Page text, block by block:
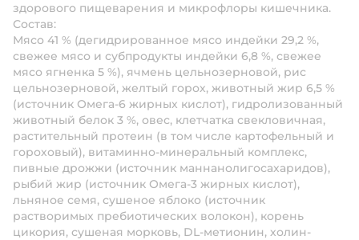
здорового пищеварения и микрофлоры кишечника.
Состав:
Мясо 41 % (дегидрированное мясо индейки 29,2 %,
свежее мясо и субпродукты индейки 6,8 %, свежее
мясо ягненка 5 %), ячмень цельнозерновой, рис
цельнозерновой, желтый горох, животный жир 6,5 %
(источник Омега-6 жирных кислот), гидролизованный
животный белок 3 %, овес, клетчатка свекловичная,
растительный протеин (в том числе картофельный и
гороховый), витаминно-минеральный комплекс,
пивные дрожжи (источник маннанолигосахаридов),
рыбий жир (источник Омега-3 жирных кислот),
льняное семя, сушеное яблоко (источник
растворимых пребиотических волокон), корень
цикория, сушеная морковь, DL-метионин, холин-